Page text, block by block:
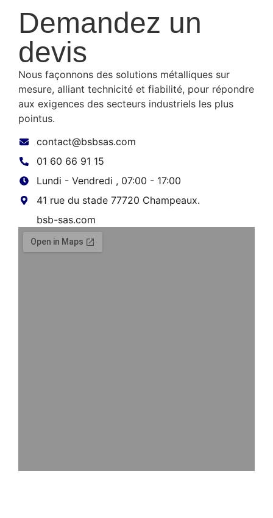
Demandez un
devis
Nous façonnons des solutions métalliques sur
mesure, alliant technicité et fiabilité, pour répondre
aux exigences des secteurs industriels les plus
pointus.
contact@bsbsas.com
01 60 66 91 15
Lundi - Vendredi , 07:00 - 17:00
41 rue du stade 77720 Champeaux.
bsb-sas.com